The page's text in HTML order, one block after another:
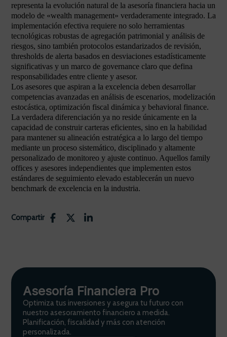
representa la evolución natural de la asesoría financiera hacia un
modelo de «wealth management» verdaderamente integrado. La
implementación efectiva requiere no solo herramientas
tecnológicas robustas de agregación patrimonial y análisis de
riesgos, sino también protocolos estandarizados de revisión,
thresholds de alerta basados en desviaciones estadísticamente
significativas y un marco de governance claro que defina
responsabilidades entre cliente y asesor.
Los asesores que aspiran a la excelencia deben desarrollar
competencias avanzadas en análisis de escenarios, modelización
estocástica, optimización fiscal dinámica y behavioral finance.
La verdadera diferenciación ya no reside únicamente en la
capacidad de construir carteras eficientes, sino en la habilidad
para mantener su alineación estratégica a lo largo del tiempo
mediante un proceso sistemático, disciplinado y altamente
personalizado de monitoreo y ajuste continuo. Aquellos family
offices y asesores independientes que implementen estos
estándares de seguimiento elevado establecerán un nuevo
benchmark de excelencia en la industria.
Compartir
Asesoría Financiera Pro
Optimiza tus inversiones y asegura tu futuro con
nuestro asesoramiento financiero a medida.
Planificación, fiscalidad y más con atención
personalizada.